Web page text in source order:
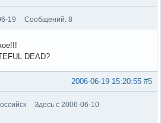
19 Сообщений: 8
DEAD?
#5
2006-06-19 15:20:55
Здесь с 2006-06-10